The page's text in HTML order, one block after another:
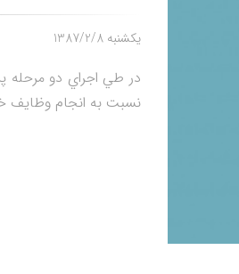
1387/2/8 یکشنبه
در طي اجراي دو مرحله
نسبت به انجام وظايف